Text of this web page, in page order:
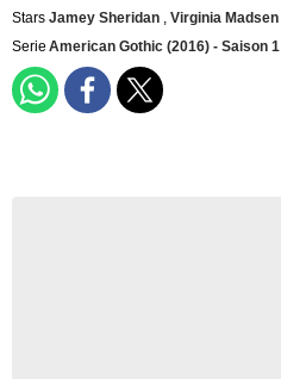
Stars Jamey Sheridan , Virginia Madsen
Serie American Gothic (2016) - Saison 1